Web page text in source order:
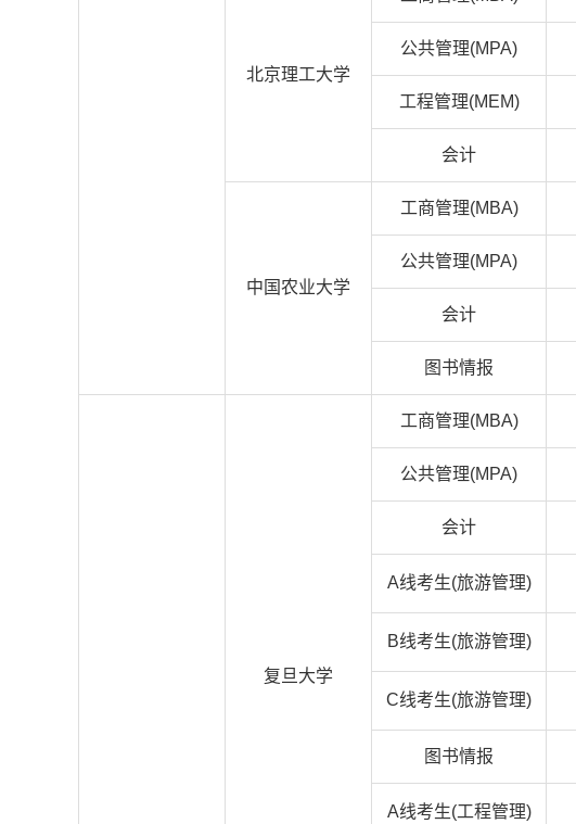
北京理工大学
公共管理(MPA)
工程管理(MEM)
会计
中国农业大学
工商管理(MBA)
公共管理(MPA)
会计
图书情报
复旦大学
工商管理(MBA)
公共管理(MPA)
会计
A线考生(旅游管理)
B线考生(旅游管理)
C线考生(旅游管理)
图书情报
A线考生(工程管理)